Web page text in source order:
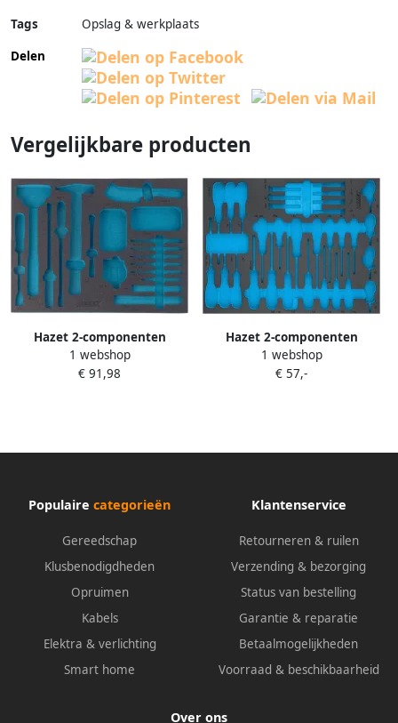
Tags
Opslag & werkplaats
Delen
Vergelijkbare producten
Hazet 2-componenten
zachschuiminleg 163-143L · L
x B: 519 mm x 392 mm
1 webshop
€ 91,98
Hazet 2-componenten
zachschuiminleg 163-524L · L
x B: 519 mm x 392 mm
1 webshop
€ 57,-
Populaire categorieën
Gereedschap
Klusbenodigdheden
Opruimen
Kabels
Elektra & verlichting
Smart home
Klantenservice
Retourneren & ruilen
Verzending & bezorging
Status van bestelling
Garantie & reparatie
Betaalmogelijkheden
Voorraad & beschikbaarheid
Over ons